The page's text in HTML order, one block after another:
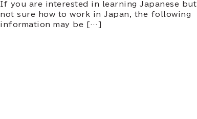
If you are interested in learning Japanese but
not sure how to work in Japan, the following
information may be […]